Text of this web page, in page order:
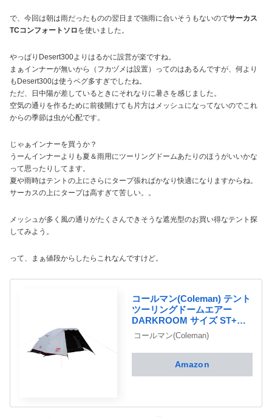
で、今回は朝は雨だったものの翌日まで強雨に合いそうもないのでサーカス
TCコンフォートソロを使いました。
やっぱりDesert300よりはるかに設営が楽ですね。
まぁインナーが無いから（フカヅメは設置）ってのはあるんですが、何より
もDesert300は使うペグ多すぎでしたね。
ただ、日中陽が差しているときにそれなりに暑さを感じました。
空気の通りを作るために前後開けても片方はメッシュになってないのでこれ
からの季節は虫が心配です。
じゃぁインナーを買うか？
うーんインナーよりも夏＆雨用にツーリングドームあたりのほうがいいかな
って思ったりしてます。
夏や雨時はテントの上にさらにタープ張ればかなり快適になりますからね。
サーカスの上にタープは高すぎて苦しい。。
メッシュが多く風の通りがたくさんできそうな遮光型のお買い得なテント探
してみよう。
って、まぁ値段からしたらこれなんですけど。
コールマン(Coleman) テント
ツーリングドームエアー
DARKROOM サイズ ST+
(1~2人用)/LX+(2~3人用)
コールマン(Coleman)
Amazon